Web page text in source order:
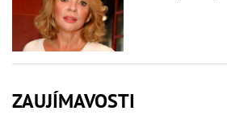
ZAUJÍMAVOSTI